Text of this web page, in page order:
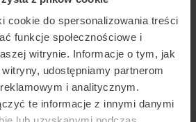
cookie do spersonalizowania treści
funkcje społecznościowe i
witrynie. Informacje o tym, jak
udostępniamy partnerom
i analitycznym.
te informacje z innymi danymi
n’hésitez pas à nous